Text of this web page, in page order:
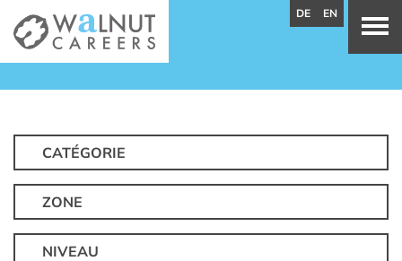
CATÉGORIE
ZONE
NIVEAU
DE EN